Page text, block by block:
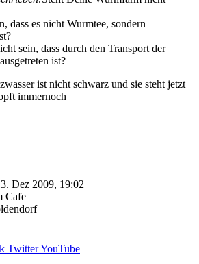
dass es nicht Wurmtee, sondern
sein, dass durch den Transport der
ist?
ist nicht schwarz und sie steht jetzt
immernoch
Dez 2009, 19:02
Cafe
TwitterYouTube